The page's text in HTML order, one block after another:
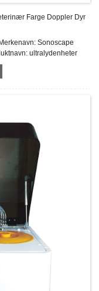
Farge Doppler Dyr
Sonoscape
ultralydenheter
LCD-fargeskjerm med
Trapes Imaging TEI-